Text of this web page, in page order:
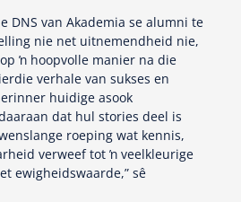
DNS van Akademia se alumni te
nie net uitnemendheid nie,
ŉ hoopvolle manier na die
verhale van sukses en
huidige asook
dat hul stories deel is
roeping wat kennis,
verweef tot ŉ veelkleurige
ewigheidswaarde,” sê